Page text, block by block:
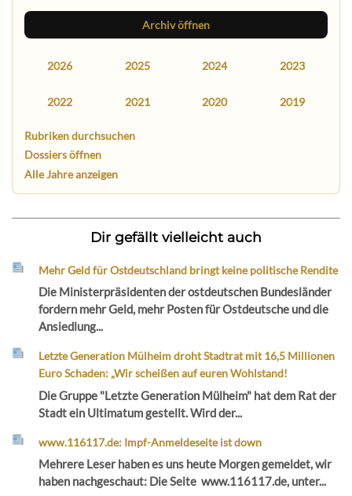
Archiv öffnen
2026 2025 2024 2023
2022 2021 2020 2019
Rubriken durchsuchen
Dossiers öffnen
Alle Jahre anzeigen
Dir gefällt vielleicht auch
Mehr Geld für Ostdeutschland bringt keine politische Rendite
Die Ministerpräsidenten der ostdeutschen Bundesländer
fordern mehr Geld, mehr Posten für Ostdeutsche und die
Ansiedlung...
Letzte Generation Mülheim droht Stadtrat mit 16,5 Millionen
Euro Schaden: „Wir scheißen auf euren Wohlstand!
Die Gruppe "Letzte Generation Mülheim" hat dem Rat der
Stadt ein Ultimatum gestellt. Wird der...
www.116117.de: Impf-Anmeldeseite ist down
Mehrere Leser haben es uns heute Morgen gemeldet, wir
haben nachgeschaut: Die Seite www.116117.de, unter...